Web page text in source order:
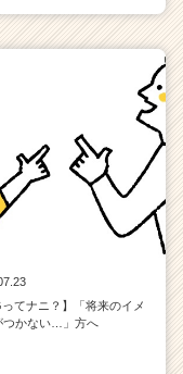
ってナニ？】「将来のイメ
つかない…」方へ